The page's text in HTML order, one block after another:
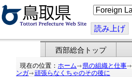
こ
の
ジ
を
翻
訳
す
る
読み上げ
西部総合トップ
現在の位置： ホーム 県の組織と仕事
ンガ
頑張らなくちゃのその後に